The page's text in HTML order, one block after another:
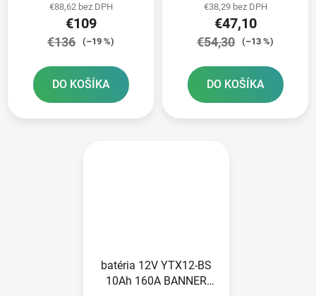
rýchloupínacím
systémom pre uzávery
nádrže objem 4 l
€88,62 bez DPH
€109
€136 (–19 %)
DO KOŠÍKA
150x87x130
€38,29 bez DPH
€47,10
€54,30 (–13 %)
DO KOŠÍKA
batéria 12V YTX12-BS
10Ah 160A BANNER